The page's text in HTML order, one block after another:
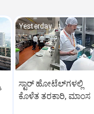
Yesterday
ಸ್ಟಾರ್‌ ಹೋಟೆಲ್‌ಗ‌ಳಲ್ಲಿ
ಕೊಳೆತ ತರಕಾರಿ, ಮಾಂಸ